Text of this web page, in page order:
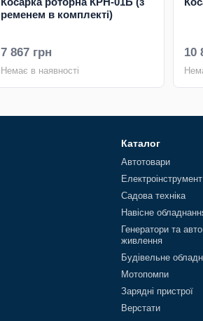
ременем в комплекті)
7 867 грн
Немає в наявності
10
Каталог
Автотовари
Електроінструмент
Садова техніка
Навісне
Генератори та
живлення
Будівельне
Мотопомпи
Зарядні пристрої
Верстати